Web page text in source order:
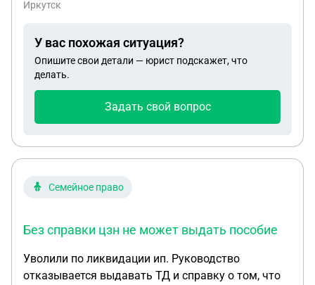
Ф3, я написала обращение в Банк России. Жду
ответа. Но что мне еще сделать, чтобы
разблокировали счета?
Иркутск
У вас похожая ситуация?
Опишите свои детали — юрист подскажет, что
делать.
Задать свой вопрос
Семейное право
Без справки цзн не может выдать пособие
Уволили по ликвидации ип. Руководство
отказывается выдавать ТД и справку о том, что